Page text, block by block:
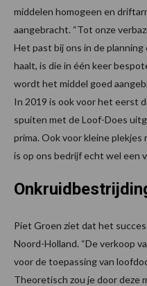
middelen homogeen en
aangebracht. “Tot onze
Het past bij ons in de
haalt, is die in één keer
wordt het middel goed
In 2019 is ook voor het eerst
spuiten met de Loof-Does
prima. Ook voor kleine
is op ons bedrijf echt wel een
Piet Groen ziet dat het
Noord-Holland. “De verkoop
voor de toepassing van
Theoretisch zou je door deze